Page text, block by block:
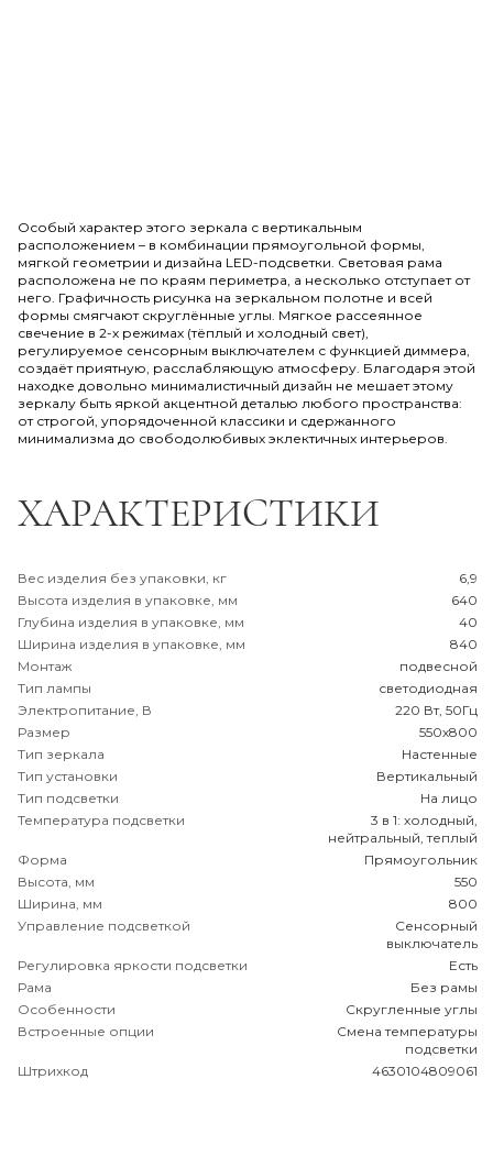
Особый характер этого зеркала с вертикальным
расположением – в комбинации прямоугольной формы,
мягкой геометрии и дизайна LED-подсветки. Световая рама
расположена не по краям периметра, а несколько отступает от
него. Графичность рисунка на зеркальном полотне и всей
формы смягчают скруглённые углы. Мягкое рассеянное
свечение в 2-х режимах (тёплый и холодный свет),
регулируемое сенсорным выключателем с функцией диммера,
создаёт приятную, расслабляющую атмосферу. Благодаря этой
находке довольно минималистичный дизайн не мешает этому
зеркалу быть яркой акцентной деталью любого пространства:
от строгой, упорядоченной классики и сдержанного
минимализма до свободолюбивых эклектичных интерьеров.
ХАРАКТЕРИСТИКИ
Вес изделия без упаковки, кг
6,9
Высота изделия в упаковке, мм
640
Глубина изделия в упаковке, мм
40
Ширина изделия в упаковке, мм
840
Монтаж
подвесной
Тип лампы
светодиодная
Электропитание, В
220 Вт, 50Гц
Размер
550х800
Тип зеркала
Настенные
Тип установки
Вертикальный
Тип подсветки
На лицо
Температура подсветки
3 в 1: холодный,
нейтральный, теплый
Форма
Прямоугольник
Высота, мм
550
Ширина, мм
800
Управление подсветкой
Сенсорный
выключатель
Регулировка яркости подсветки
Есть
Рама
Без рамы
Особенности
Скругленные углы
Встроенные опции
Смена температуры
подсветки
Штрихкод
4630104809061